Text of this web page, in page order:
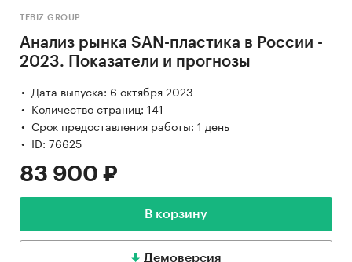
TEBIZ GROUP
Анализ рынка SAN-пластика в России -
2023. Показатели и прогнозы
Дата выпуска: 6 октября 2023
Количество страниц: 141
Срок предоставления работы: 1 день
ID: 76625
83 900 ₽
В корзину
Демоверсия